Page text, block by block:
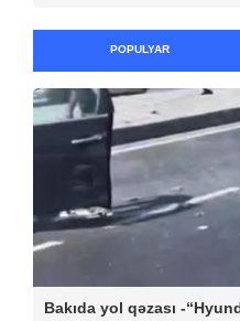
POPULYAR
Bakıda yol qəzası -